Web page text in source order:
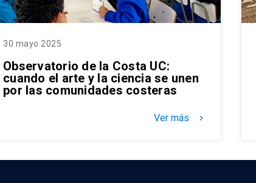
30 mayo 2025
Observatorio de la Costa UC:
cuando el arte y la ciencia se unen
por las comunidades costeras
Ver más keyboard_arrow_right